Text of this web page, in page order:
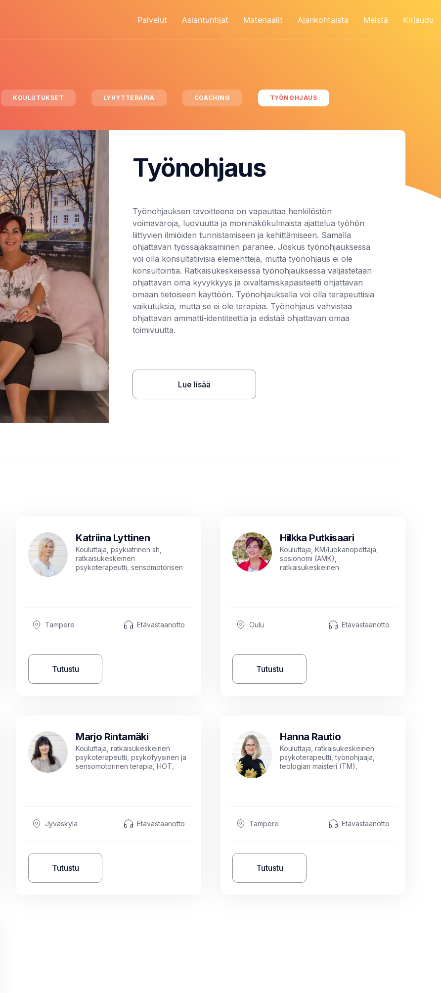
Palvelut Asiantuntijat Materiaalit Ajankohtaista Meistä Kirjaudu
KOULUTUKSET LYHYTTERAPIA COACHING TYÖNOHJAUS
Työnohjaus
Työnohjauksen tavoitteena on vapauttaa henkilöstön
voimavaroja, luovuutta ja moninäkökulmaista ajattelua työhön
liittyvien ilmiöiden tunnistamiseen ja kehittämiseen. Samalla
ohjattavan työssäjaksaminen paranee. Joskus työnohjauksessa
voi olla konsultatiivisia elementtejä, mutta työnohjaus ei ole
konsultointia. Ratkaisukeskeisessä työnohjauksessa valjastetaan
ohjattavan oma kyvykkyys ja oivaltamiskapasiteetti ohjattavan
omaan tietoiseen käyttöön. Työnohjauksella voi olla terapeuttisia
vaikutuksia, mutta se ei ole terapiaa. Työnohjaus vahvistaa
ohjattavan ammatti-identiteettiä ja edistää ohjattavan omaa
toimivuutta.
Lue lisää
Katriina Lyttinen
Kouluttaja, psykiatrinen sh,
ratkaisukeskeinen
psykoterapeutti, sensomotorisen
Tampere Etävastaanotto
Tutustu
Hilkka Putkisaari
Kouluttaja, KM/luokanopettaja,
sosionomi (AMK),
ratkaisukeskeinen
(ICEEFT), työnohjaaja (STOry)
Oulu Etävastaanotto
Tutustu
Marjo Rintamäki
Kouluttaja, ratkaisukeskeinen
psykoterapeutti, psykofyysinen ja
sensomotorinen terapia, HOT,
Jyväskylä
Etävastaanotto
Tutustu
Hanna Rautio
Kouluttaja, ratkaisukeskeinen
psykoterapeutti, työnohjaaja,
teologian maisteri (TM),
Tampere Etävastaanotto
Tutustu